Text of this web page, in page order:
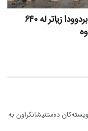
نەتەوە یەکگرتووەکان: لە سێ مانگی ڕابردوودا زیاتر لە 640
دەستنیشانکراون بە